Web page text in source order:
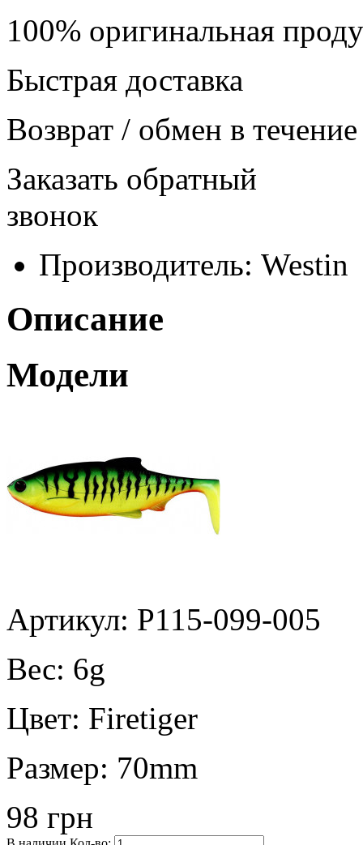
100% оригинальная
Быстрая доставка
Возврат / обмен в
Заказать обратный
звонок
Производитель: Westin
Описание
Модели
Артикул: P115-099-005
Вес: 6g
Цвет: Firetiger
Размер: 70mm
98 грн